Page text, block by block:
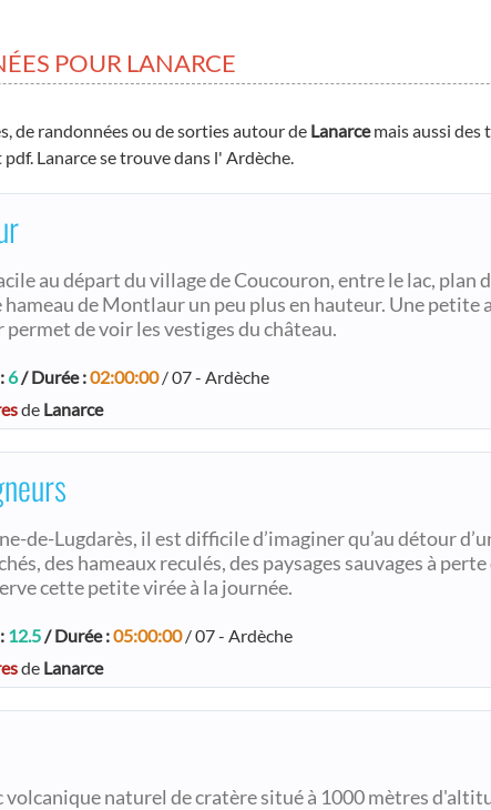
POUR LANARCE
de randonnées ou de sorties autour de Lanarcemais aussi des
Lanarce se trouve dans l' Ardèche.
au départ du village de Coucouron, entre le lac, plan
de Montlaur un peu plus en hauteur. Une petite
de voir les vestiges du château.
6/ Durée :02:00:00/ 07 - Ardèche
de Lanarce
de-Lugdarès, il est difficile d’imaginer qu’au détour
des hameaux reculés, des paysages sauvages à perte
cette petite virée à la journée.
12.5/ Durée :05:00:00/ 07 - Ardèche
de Lanarce
volcanique naturel de cratère situé à 1000 mètres